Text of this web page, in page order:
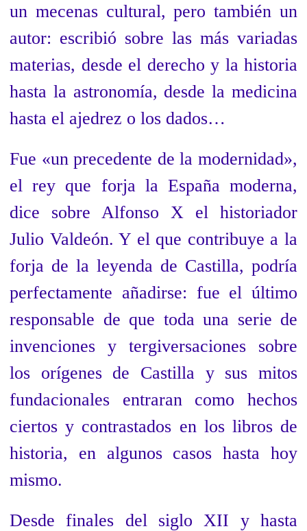
un mecenas cultural, pero también un
autor: escribió sobre las más variadas
materias, desde el derecho y la historia
hasta la astronomía, desde la medicina
hasta el ajedrez o los dados…
Fue «un precedente de la modernidad»,
el rey que forja la España moderna,
dice sobre Alfonso X el historiador
Julio Valdeón. Y el que contribuye a la
forja de la leyenda de Castilla, podría
perfectamente añadirse: fue el último
responsable de que toda una serie de
invenciones y tergiversaciones sobre
los orígenes de Castilla y sus mitos
fundacionales entraran como hechos
ciertos y contrastados en los libros de
historia, en algunos casos hasta hoy
mismo.
Desde finales del siglo XII y hasta